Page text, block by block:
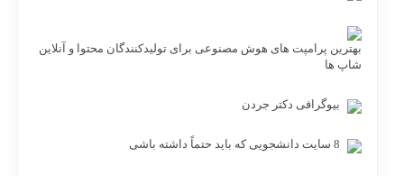
بهترین پرامپت های هوش مصنوعی برای تولیدکنندگان محتوا و آنلاین
شاپ ها
بیوگرافی دکتر جردن
8 سایت دانشجویی که باید حتماً داشته باشی